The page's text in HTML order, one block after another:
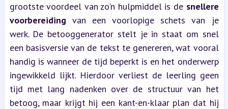
grootste voordeel van zo'n hulpmiddel is de snellere
voorbereiding van een voorlopige schets van je
werk. De betooggenerator stelt je in staat om snel
een basisversie van de tekst te genereren, wat vooral
handig is wanneer de tijd beperkt is en het onderwerp
ingewikkeld lijkt. Hierdoor verliest de leerling geen
tijd met lang nadenken over de structuur van het
betoog, maar krijgt hij een kant-en-klaar plan dat hij